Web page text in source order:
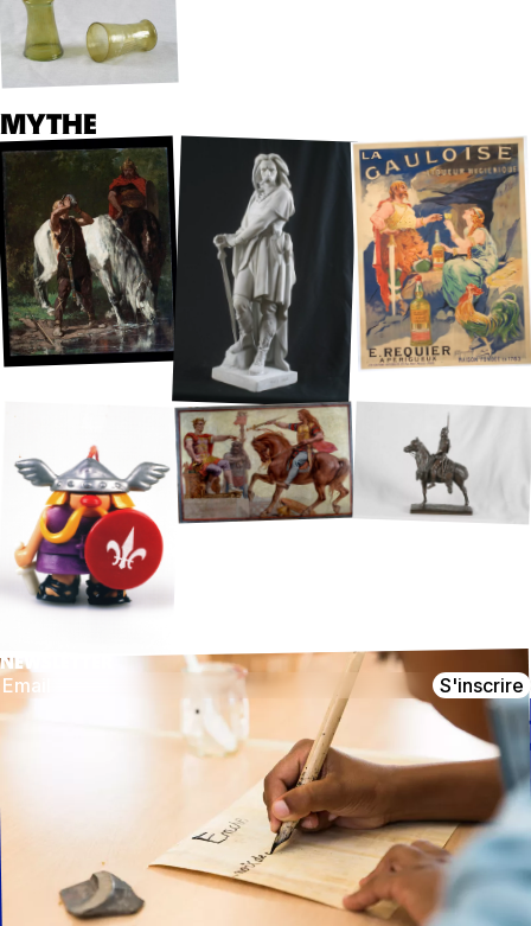
MYTHE
NEWSLETTER
S'inscrire
CONTACT
1, route des Trois Ormeaux
21150 Alise-Sainte-Reine
NOUS SUIVRE
Instagram
Facebook
Youtube
Démarche
RSE
Recrutement
Marchés